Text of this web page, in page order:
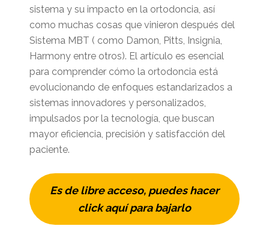
sistema y su impacto en la ortodoncia, así
como muchas cosas que vinieron después del
Sistema MBT ( como Damon, Pitts, Insignia,
Harmony entre otros). El artículo es esencial
para comprender cómo la ortodoncia está
evolucionando de enfoques estandarizados a
sistemas innovadores y personalizados,
impulsados por la tecnología, que buscan
mayor eficiencia, precisión y satisfacción del
paciente.
Es de libre acceso, puedes hacer
click aquí para bajarlo